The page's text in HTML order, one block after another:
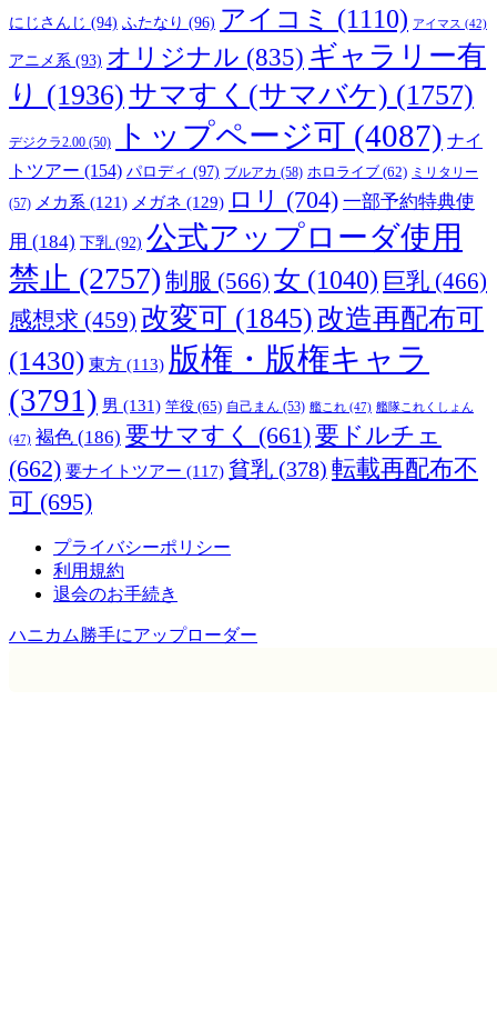
にじさんじ (94) ふたなり (96) アイコミ (1110) アイマス (42)
アニメ系 (93) オリジナル (835) ギャラリー有
り (1936) サマすく(サマバケ) (1757)
デジクラ2.00 (50) トップページ可 (4087) ナイ
トツアー (154) パロディ (97) ブルアカ (58) ホロライブ (62) ミリタリー
(57) メカ系 (121) メガネ (129) ロリ (704) 一部予約特典使
用 (184) 下乳 (92) 公式アップローダ使用
禁止 (2757) 制服 (566) 女 (1040) 巨乳 (466)
感想求 (459) 改変可 (1845) 改造再配布可
(1430) 東方 (113) 版権・版権キャラ
(3791) 男 (131) 竿役 (65) 自己まん (53) 艦これ (47) 艦隊これくしょん
(47) 褐色 (186) 要サマすく (661)要ドルチェ
(662) 要ナイトツアー (117) 貧乳 (378) 転載再配布不
可 (695)
プライバシーポリシー
利用規約
退会のお手続き
ハニカム勝手にアップローダー